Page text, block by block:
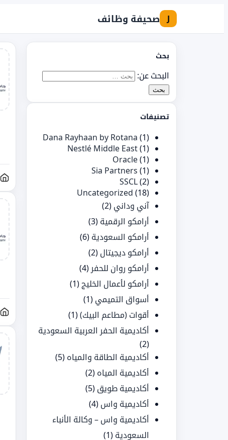
J صحيفة وظائف
بحث
البحث عن:
تصنيفات
Dana Rayhaan by Rotana (1)
Nestlé Middle East(1)
Oracle(1)
Sia Partners (1)
SSCL(2)
Uncategorized (18)
آني وداني (2)
أرامكو الرقمية (3)
أرامكو السعودية (6)
أرامكو ديجيتال (2)
أرامكو روان للحفر (4)
أرامكو لأعمال الخليج (1)
أسواق التميمي (1)
أقوات (مطاعم البيك)(1)
أكاديمية الحفر العربية السعودية
(2)
أكاديمية الطاقة والمياه (5)
أكاديمية المياه (2)
أكاديمية طويق (5)
أكاديمية واس (4)
أكاديمية واس – وكالة الأنباء
السعودية (1)